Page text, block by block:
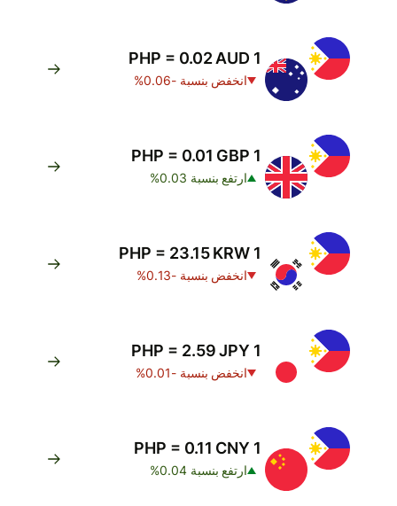
1 PHP = 0.02 AUD
انخفض بنسبة -0.06%
1 PHP = 0.01 GBP
ارتفع بنسبة 0.03%
1 PHP = 23.15 KRW
انخفض بنسبة -0.13%
1 PHP = 2.59 JPY
انخفض بنسبة -0.01%
1 PHP = 0.11 CNY
ارتفع بنسبة 0.04%